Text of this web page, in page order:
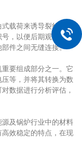
载荷来诱导裂纹扩
，以便后期观察样品
件之间无缝连接。
要组成部分之一。它
等，并将其转换为数
数据进行分析评估，
及锅炉行业中的材料
效稳定的特点，在现